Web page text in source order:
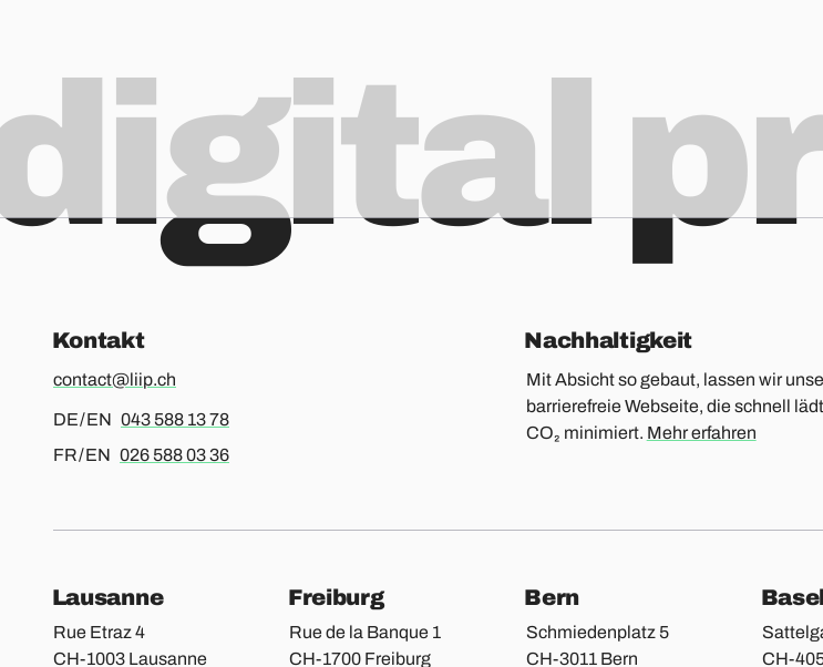
Kontakt
contact@liip.ch
DE / EN Für Deutsch oder Englisch, bitte anrufen
043 588 13 78
FR / EN Für Französisch oder Englisch, bitte anrufen
026 588 03 36
Nachhaltigkeit
Mit Absicht so gebaut, lassen wir
barrierefreie Webseite, die schnell
CO₂ minimiert. Mehr erfahren
unsere Standorte
Lausanne
Rue Etraz 4
CH-1003 Lausanne
Freiburg
Rue de la Banque 1
CH-1700 Freiburg
Bern
Schmiedenplatz 5
CH-3011 Bern
Basel
CH-